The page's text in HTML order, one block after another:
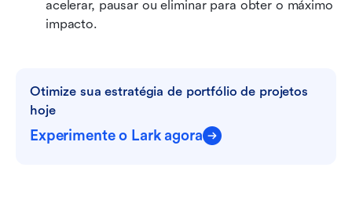
acelerar, pausar ou eliminar para obter o máximo
impacto.
Otimize sua estratégia de portfólio de projetos
hoje
Experimente o Lark agora